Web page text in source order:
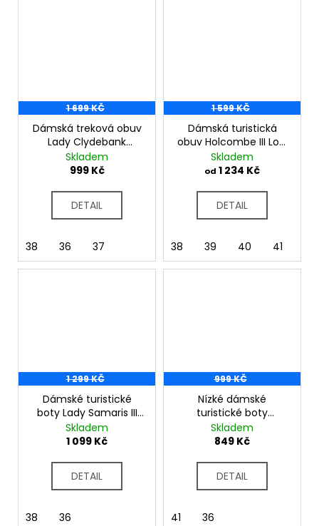
1 699 KČ
Dámská treková obuv
Lady Clydebank
RWF485 tm. modrá
Skladem
999 Kč
DETAIL
38 36 37
1 599 KČ
Dámská turistická
obuv Holcombe III Low
RWF873 black
beaujolais
Skladem
od 1 234 Kč
DETAIL
38 39 40 41
1 299 KČ
Dámské turistické
boty Lady Samaris III
Low RWF835 navy
Skladem
1 099 Kč
DETAIL
38 36
999 KČ
Nízké dámské
turistické boty
Vendeavour RWF785
navy
Skladem
849 Kč
DETAIL
41 36